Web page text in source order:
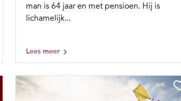
man is 64 jaar en met pensioen. Hij is
lichamelijk...
Lees meer